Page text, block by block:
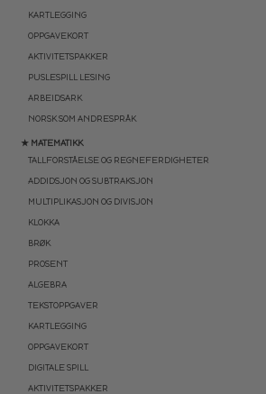
KARTLEGGING
OPPGAVEKORT
AKTIVITETSPAKKER
PUSLESPILL LESING
ARBEIDSARK
NORSK SOM ANDRESPRÅK
★ MATEMATIKK
TALLFORSTÅELSE OG REGNEFERDIGHETER
ADDIDSJON OG SUBTRAKSJON
MULTIPLIKASJON OG DIVISJON
KLOKKA
BRØK
PROSENT
ALGEBRA
TEKSTOPPGAVER
KARTLEGGING
OPPGAVEKORT
DIGITALE SPILL
AKTIVITETSPAKKER